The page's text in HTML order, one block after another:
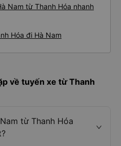
Nam từ Thanh Hóa nhanh
Hóa đi Hà Nam
về tuyến xe từ Thanh
từ Thanh Hóa